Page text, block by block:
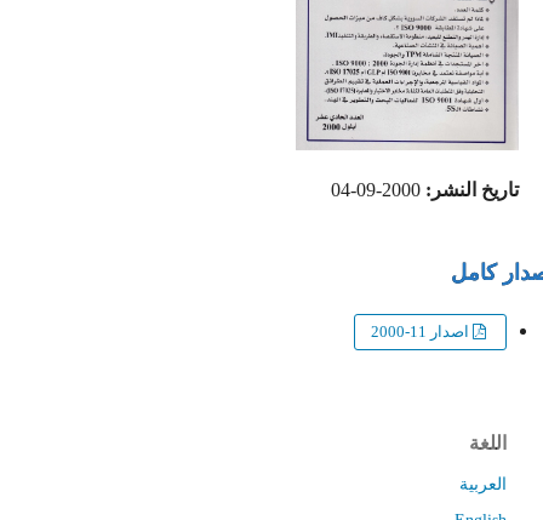
تاريخ النشر: 2000-09-04
كامل
اصدار 11-2000
اللغة
العربية